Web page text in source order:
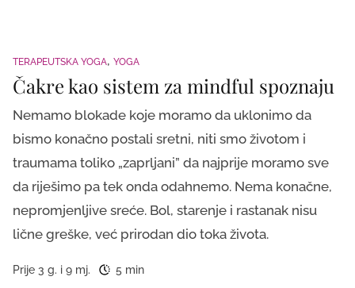
TERAPEUTSKA YOGA YOGA
Čakre kao sistem za mindful spoznaju
Nemamo blokade koje moramo da uklonimo da
bismo konačno postali sretni, niti smo životom i
traumama toliko „zaprljani” da najprije moramo sve
da riješimo pa tek onda odahnemo. Nema konačne,
nepromjenljive sreće. Bol, starenje i rastanak nisu
lične greške, već prirodan dio toka života.
Prije 3 g. i 9 mj. 5 min